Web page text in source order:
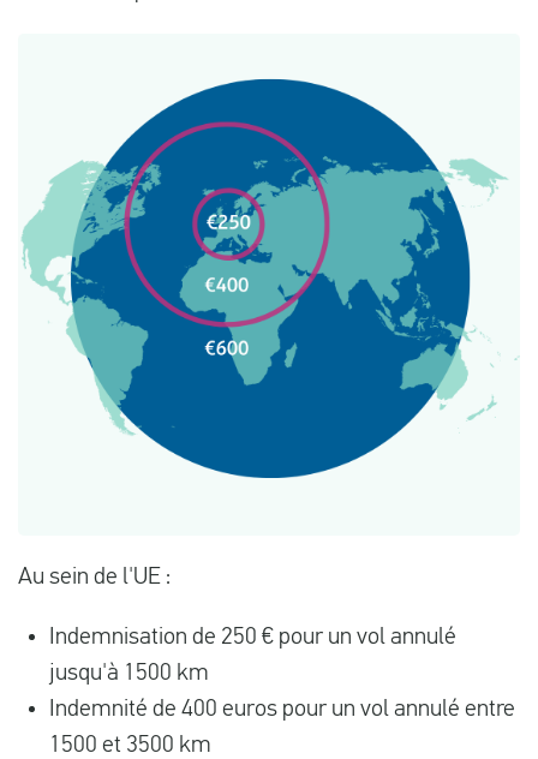
Au sein de l'UE :
Indemnisation de 250 € pour un vol annulé
jusqu'à 1500 km
Indemnité de 400 euros pour un vol annulé entre
1500 et 3500 km